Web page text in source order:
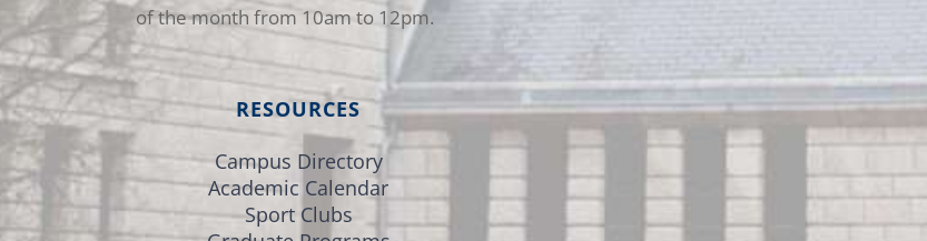
of the month from 10am to 12pm.
RESOURCES
Campus Directory
Academic Calendar
Sport Clubs